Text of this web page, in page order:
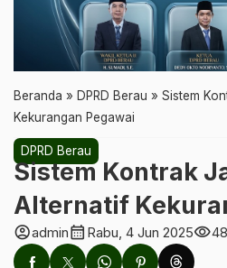
Beranda » DPRD Berau » Sistem
Kekurangan Pegawai
DPRD Berau
Sistem Kontrak
Alternatif
account_circleadmincalendar_month Rabu, 4 Jun 2025visibility